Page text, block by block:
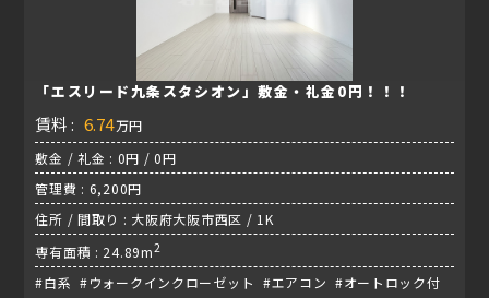
「エスリード九条スタシオン」敷金・礼金0円！！！
賃料 : 6.74万円
敷金 / 礼金 : 0円 / 0円
管理費 : 6,200円
住所 / 間取り : 大阪府大阪市西区 / 1K
専有面積 : 24.89m2
#白系 #ウォークインクローゼット #エアコン #オートロック付